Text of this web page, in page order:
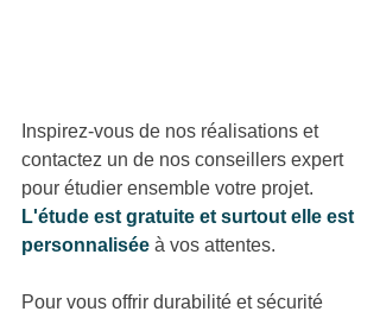
Inspirez-vous de nos réalisations et
contactez un de nos conseillers expert
pour étudier ensemble votre projet.
L'étude est gratuite et surtout elle est
personnalisée à vos attentes.
Pour vous offrir durabilité et sécurité